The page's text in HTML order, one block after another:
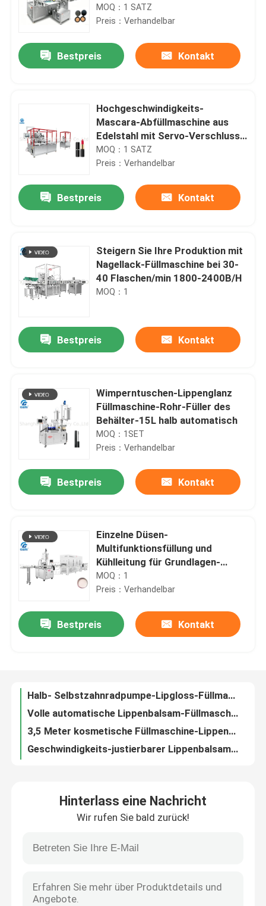
Zu Hause
Videos
Werksbesichtigung
Qualitätskontrolle
Blog
Stück/Min.
MOQ：1 SATZ
Preis：Verhandelbar
Bestpreis Kontakt
Hochgeschwindigkeits-
Mascara-Abfüllmaschine aus
Edelstahl mit Servo-Verschluss |
84 Stück/Min
MOQ：1 SATZ
Preis：Verhandelbar
Bestpreis Kontakt
Steigern Sie Ihre Produktion mit
Nagellack-Füllmaschine bei 30-
40 Flaschen/min 1800-2400B/H
MOQ：1
Bestpreis Kontakt
Wimperntuschen-Lippenglanz
Füllmaschine-Rohr-Füller des
Behälter-15L halb automatisch
MOQ：1SET
Preis：Verhandelbar
Bestpreis Kontakt
Einzelne Düsen-
Multifunktionsfüllung und
Kühlleitung für Grundlagen-
Creme
MOQ：1
Preis：Verhandelbar
Bestpreis Kontakt
Schnelle Kühlsystem kosmetische Gefriehrmaschine für Lippenbalsam, Lippenstift
Hohe Präzisions-Lippenbalsam-füllende Ausrüstung mit Kühlvorrichtung, 1-jährige Garantie
Balsam-industrielle Kühlsysteme des kleinen Maßstabs Lippenmit Abdeckung, kühlende Tabelle SUS304
10 - 120mm Kappen-Spindel-Art mit einer Kappe bedeckende Maschine mit unterschiedlichem Material
Hinterlass eine Nachricht
Wir rufen Sie bald zurück!